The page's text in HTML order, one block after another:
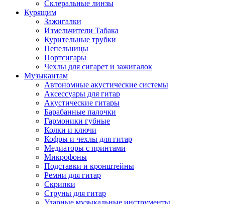
Склеральные линзы
Курящим
Зажигалки
Измельчители Табака
Курительные трубки
Пепельницы
Портсигары
Чехлы для сигарет и зажигалок
Музыкантам
Автономные акустические системы
Аксессуары для гитар
Акустические гитары
Барабанные палочки
Гармоники губные
Колки и ключи
Кофры и чехлы для гитар
Медиаторы с принтами
Микрофоны
Подставки и кронштейны
Ремни для гитар
Скрипки
Струны для гитар
Ударные музыкальные инструменты